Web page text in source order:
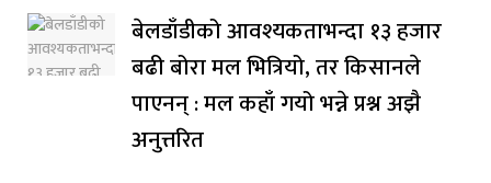
बेलडाँडीको आवश्यकताभन्दा १३ हजार
बढी बोरा मल भित्रियो, तर किसानले
पाएनन् : मल कहाँ गयो भन्ने प्रश्न अझै
अनुत्तरित